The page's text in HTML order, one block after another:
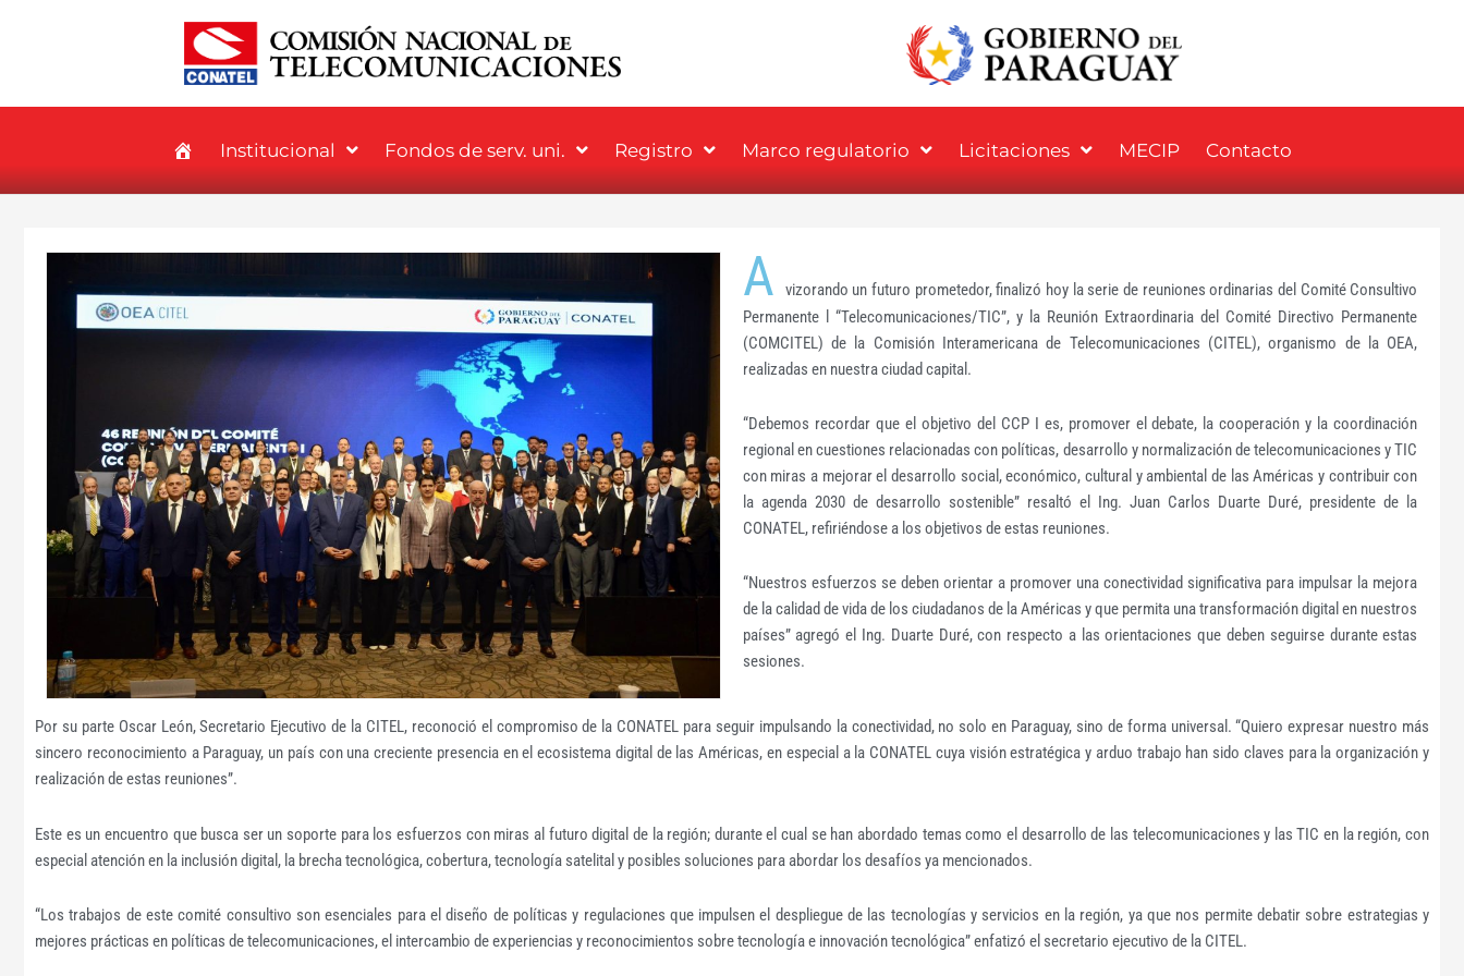
Institucional Fondos de serv. uni. Registro Marco regulatorio Licitaciones MECIP Contacto
A
vizorando un futuro prometedor, finalizó hoy la serie de reuniones ordinarias del Comité Consultivo
Permanente l “Telecomunicaciones/TIC”, y la Reunión Extraordinaria del Comité Directivo Permanente
(COMCITEL) de la Comisión Interamericana de Telecomunicaciones (CITEL), organismo de la OEA,
realizadas en nuestra ciudad capital.
“Debemos recordar que el objetivo del CCP I es, promover el debate, la cooperación y la coordinación
regional en cuestiones relacionadas con políticas, desarrollo y normalización de telecomunicaciones y TIC
con miras a mejorar el desarrollo social, económico, cultural y ambiental de las Américas y contribuir con
la agenda 2030 de desarrollo sostenible” resaltó el Ing. Juan Carlos Duarte Duré, presidente de la
CONATEL, refiriéndose a los objetivos de estas reuniones.
“Nuestros esfuerzos se deben orientar a promover una conectividad significativa para impulsar la mejora
de la calidad de vida de los ciudadanos de la Américas y que permita una transformación digital en nuestros
países” agregó el Ing. Duarte Duré, con respecto a las orientaciones que deben seguirse durante estas
sesiones.
Por su parte Oscar León, Secretario Ejecutivo de la CITEL, reconoció el compromiso de la CONATEL para seguir impulsando la conectividad, no solo en Paraguay, sino de forma universal. “Quiero expresar nuestro más
sincero reconocimiento a Paraguay, un país con una creciente presencia en el ecosistema digital de las Américas, en especial a la CONATEL cuya visión estratégica y arduo trabajo han sido claves para la organización y
realización de estas reuniones”.
Este es un encuentro que busca ser un soporte para los esfuerzos con miras al futuro digital de la región; durante el cual se han abordado temas como el desarrollo de las telecomunicaciones y las TIC en la región, con
especial atención en la inclusión digital, la brecha tecnológica, cobertura, tecnología satelital y posibles soluciones para abordar los desafíos ya mencionados.
“Los trabajos de este comité consultivo son esenciales para el diseño de políticas y regulaciones que impulsen el despliegue de las tecnologías y servicios en la región, ya que nos permite debatir sobre estrategias y
mejores prácticas en políticas de telecomunicaciones, el intercambio de experiencias y reconocimientos sobre tecnología e innovación tecnológica” enfatizó el secretario ejecutivo de la CITEL.